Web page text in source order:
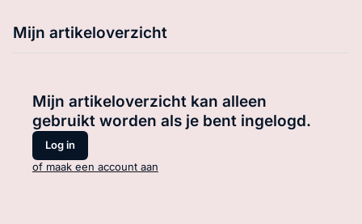
Mijn artikeloverzicht
Mijn artikeloverzicht kan alleen
gebruikt worden als je bent ingelogd.
Log in
of maak een account aan